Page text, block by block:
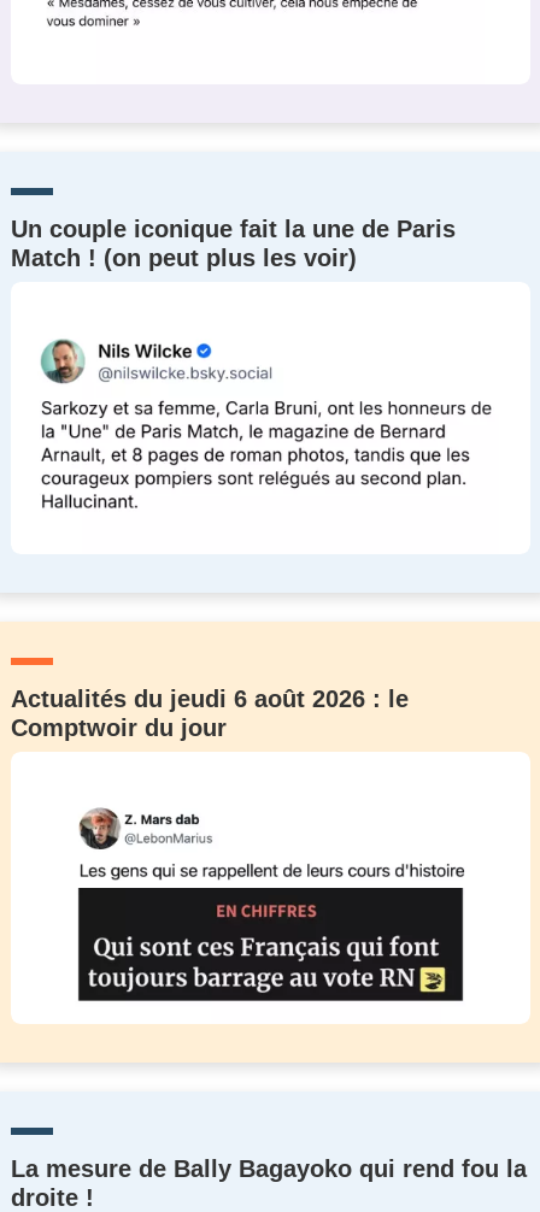
Un couple iconique fait la une de Paris
Match ! (on peut plus les voir)
Actualités du jeudi 6 août 2026 : le
Comptwoir du jour
La mesure de Bally Bagayoko qui rend fou la
droite !